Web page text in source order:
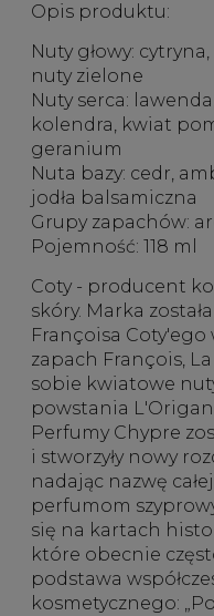
Opis produktu:
Nuty głowy:
nuty zielone
Nuty serca:
kolendra, kwiat
geranium
Nuta bazy: cedr,
jodła balsamiczna
Grupy zapachów:
Pojemność: 118 ml
Coty - producent
skóry. Marka
Françoisa Coty'ego
zapach François, La
sobie kwiatowe
powstania L'Origan
Perfumy Chypre
i stworzyły nowy
nadając nazwę
perfumom
się na kartach
które obecnie
podstawa
kosmetycznego: